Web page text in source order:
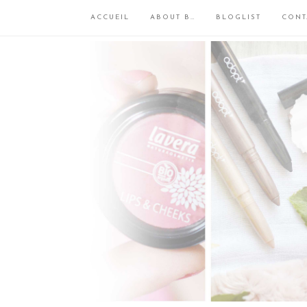
ACCUEIL ABOUT B… BLOGLIST